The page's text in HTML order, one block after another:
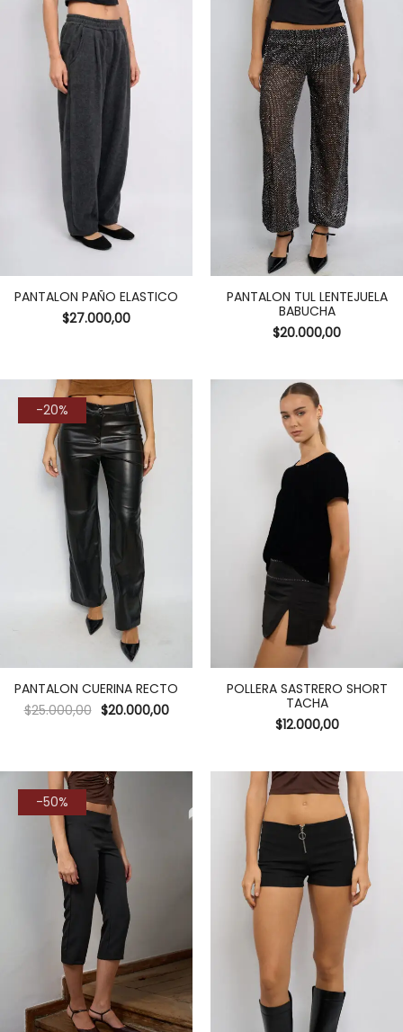
PANTALON PAÑO ELASTICO
$27.000,00
PANTALON TUL LENTEJUELA
BABUCHA
$20.000,00
-20%
PANTALON CUERINA RECTO
$25.000,00 $20.000,00
POLLERA SASTRERO SHORT
TACHA
$12.000,00
-50%